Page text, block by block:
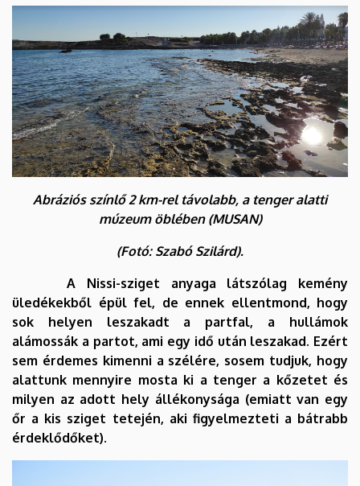
Abráziós színlő 2 km-rel távolabb, a tenger alatti
múzeum öblében (MUSAN)
(Fotó: Szabó Szilárd).
A Nissi-sziget anyaga látszólag kemény
üledékekből épül fel, de ennek ellentmond, hogy
sok helyen leszakadt a partfal, a hullámok
alámossák a partot, ami egy idő után leszakad. Ezért
sem érdemes kimenni a szélére, sosem tudjuk, hogy
alattunk mennyire mosta ki a tenger a kőzetet és
milyen az adott hely állékonysága (emiatt van egy
őr a kis sziget tetején, aki figyelmezteti a bátrabb
érdeklődőket).